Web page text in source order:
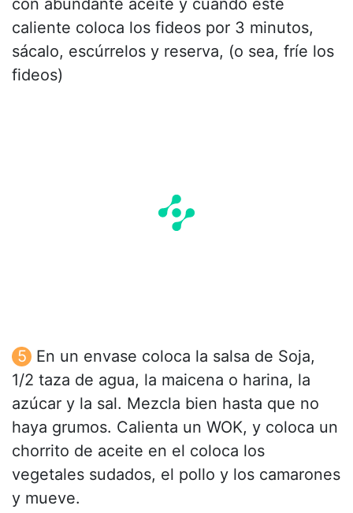
caliente coloca los fideos por 3 minutos,
sácalo, escúrrelos y reserva, (o sea, fríe los
fideos)
En un envase coloca la salsa de Soja,
1/2 taza de agua, la maicena o harina, la
azúcar y la sal. Mezcla bien hasta que no
haya grumos. Calienta un WOK, y coloca un
chorrito de aceite en el coloca los
vegetales sudados, el pollo y los camarones
y mueve.